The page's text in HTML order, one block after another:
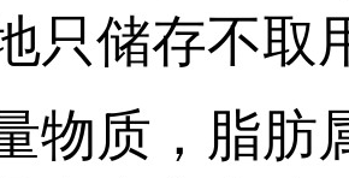
只储存不取
物质，脂肪